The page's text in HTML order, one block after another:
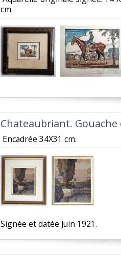
cm. ‎
‎Chateaubriant. Gouache
‎ Encadrée 34X31 cm. ‎
‎Signée et datée Juin 1921. ‎